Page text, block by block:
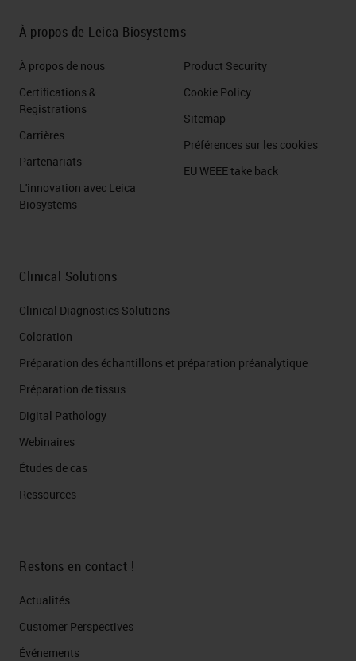
À propos de Leica Biosystems
À propos de nous
Certifications &
Registrations
Carrières
Partenariats
L'innovation avec Leica
Biosystems
Product Security
Cookie Policy
Sitemap
Préférences sur les cookies
EU WEEE take back
Clinical Solutions
Clinical Diagnostics Solutions
Coloration
Préparation des échantillons et préparation préanalytique
Préparation de tissus
Digital Pathology
Webinaires
Études de cas
Ressources
Restons en contact !
Actualités
Customer Perspectives​
Événements